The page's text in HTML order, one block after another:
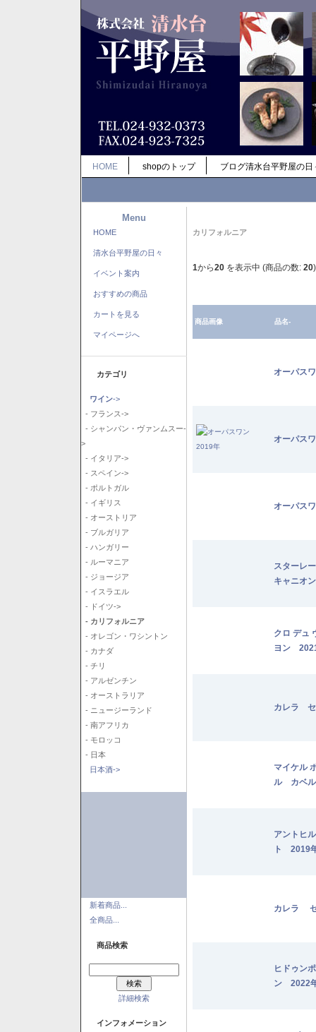
HOME shopのトップ ブログ清水台平野屋の日
Menu
HOME
清水台平野屋の日々
イベント案内
おすすめの商品
カートを見る
マイページへ
カテゴリ
ワイン->
- フランス->
- シャンパン・ヴァンムスー-
>
- イタリア->
- スペイン->
- ポルトガル
- イギリス
- オーストリア
- ブルガリア
- ハンガリー
- ルーマニア
- ジョージア
- イスラエル
- ドイツ->
- カリフォルニア
- オレゴン・ワシントン
- カナダ
- チリ
- アルゼンチン
- オーストラリア
- ニュージーランド
- 南アフリカ
- モロッコ
- 日本
日本酒->
新着商品...
全商品...
商品検索
詳細検索
インフォメーション
カリフォルニア
1から20 を表示中 (商品の数: 20)
商品画像 品名-
オーパス
オーパス
オーパス
スターレ
キャニオ
クロ デュ
ヨン
カレラ
マイケル
ル カベ
アントヒ
ト 2019
カレラ
ヒドゥン
ン 2022